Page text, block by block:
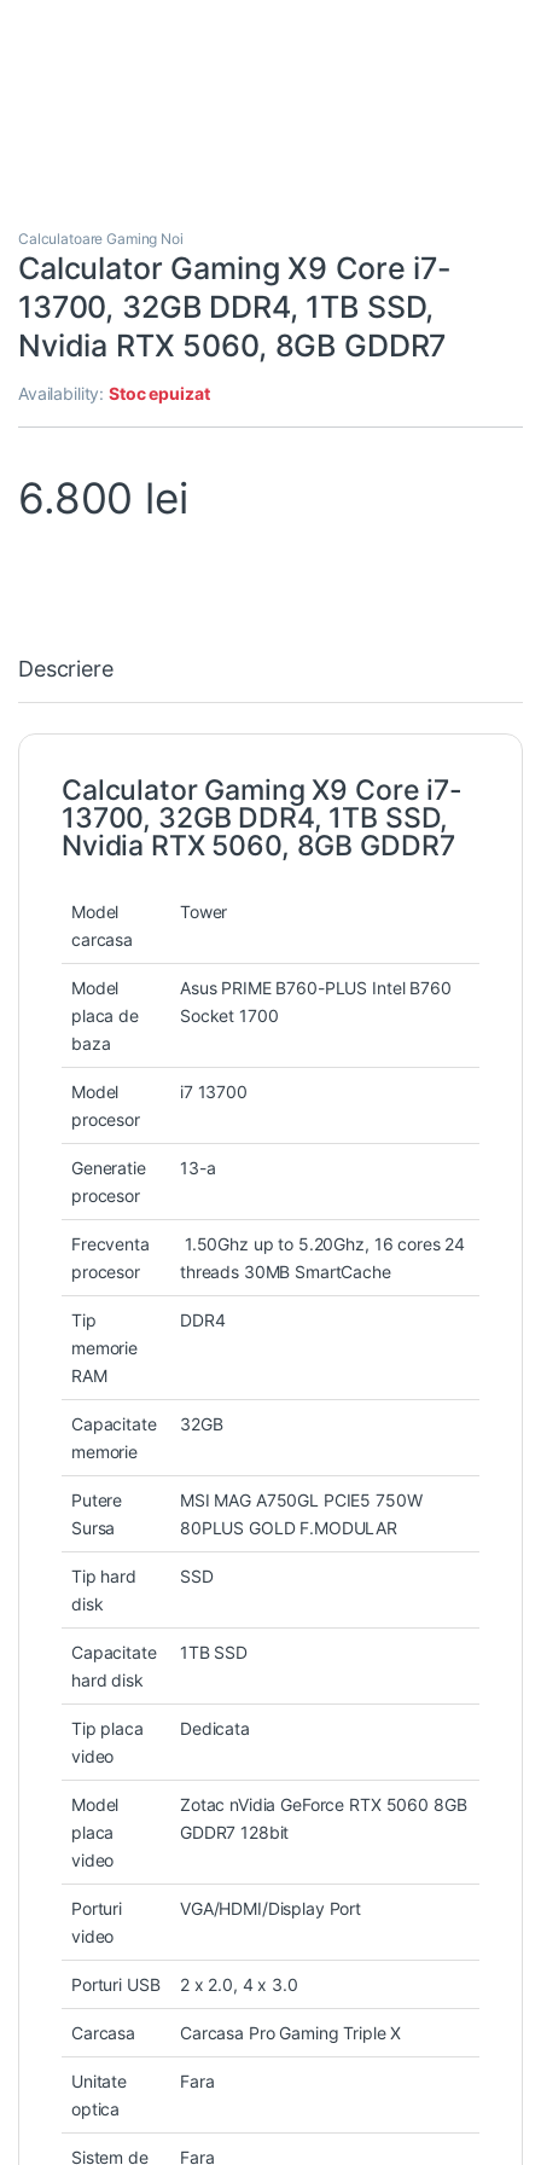
Calculatoare Gaming Noi
Calculator Gaming X9 Core i7-
13700, 32GB DDR4, 1TB SSD,
Nvidia RTX 5060, 8GB GDDR7
Availability:Stoc epuizat
6.800 lei
Descriere
Calculator Gaming X9 Core i7-
13700, 32GB DDR4, 1TB SSD,
Nvidia RTX 5060, 8GB GDDR7
Model
carcasa
Tower
Model
placa de
baza
Asus PRIME B760-PLUS Intel B760
Socket 1700
Model
procesor
i7 13700
Generatie
procesor
13-a
Frecventa
procesor
1.50Ghz up to 5.20Ghz, 16 cores 24
threads 30MB SmartCache
Tip
memorie
RAM
DDR4
Capacitate
memorie
32GB
Putere
Sursa
MSI MAG A750GL PCIE5 750W
80PLUS GOLD F.MODULAR
Tip hard
disk
SSD
Capacitate
hard disk
1TB SSD
Tip placa
video
Dedicata
Model
placa
video
Zotac nVidia GeForce RTX 5060 8GB
GDDR7 128bit
Porturi
video
VGA/HDMI/Display Port
Porturi USB 2 x 2.0, 4 x 3.0
Carcasa Carcasa Pro Gaming Triple X
Unitate
optica
Fara
Sistem de Fara